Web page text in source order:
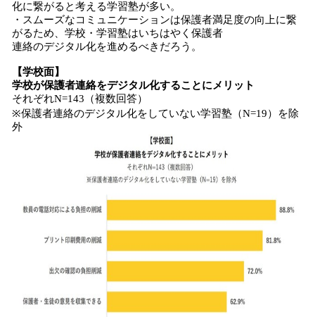
化に繋がると考える学習塾が多い。
・スムーズなコミュニケーションは保護者満足度の向上に繋
がるため、学校・学習塾はいちはやく保護者
連絡のデジタル化を進めるべきだろう。
【学校面】
学校が保護者連絡をデジタル化することに メリット
それぞれN=143（複数回答）
※保護者連絡のデジタル化をしていない学習塾（N=19）を除
外